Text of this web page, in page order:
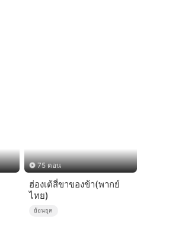
75 ตอน
ฮ่องเต้สี่ขาของข้า(พากย์
ไทย)
ย้อนยุค